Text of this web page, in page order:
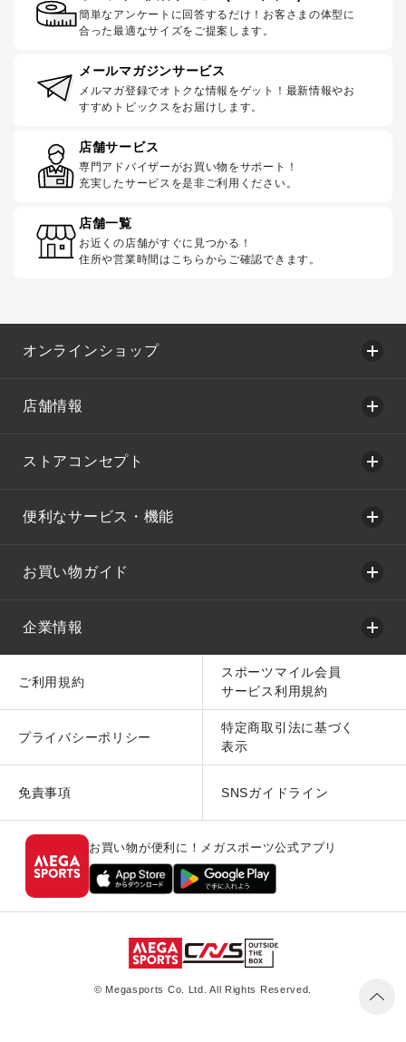
簡単なアンケートに回答するだけ！お客さまの体型に
合った最適なサイズをご提案します。
メールマガジンサービス
メルマガ登録でオトクな情報をゲット！最新情報やお
すすめトピックスをお届けします。
店舗サービス
専門アドバイザーがお買い物をサポート！
充実したサービスを是非ご利用ください。
店舗一覧
お近くの店舗がすぐに見つかる！
住所や営業時間はこちらからご確認できます。
オンラインショップ
店舗情報
ストアコンセプト
便利なサービス・機能
お買い物ガイド
企業情報
ご利用規約
スポーツマイル会員
サービス利用規約
プライバシーポリシー
特定商取引法に基づく
表示
免責事項 SNSガイドライン
お買い物が便利に！メガスポーツ公式アプリ
© Megasports Co. Ltd. All Rights Reserved.